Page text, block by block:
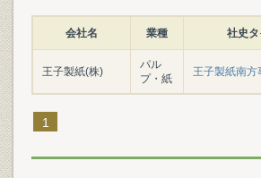
会社名 業種 社史
王子製紙(株)
パル
プ・紙
王子製紙南方
1